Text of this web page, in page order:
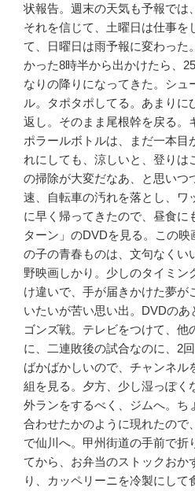
状報告。週末の天気も予報では
それを信じて、土曜日は仕事を
て、日曜日は雨予報に変わった
かった8時半から出かけたら、
なりの降りになってきた。シュ
ル。タポタポしてる。あまりに
返し。そのまま尾根幹を戻る。
ポラールボトルは、まだ一本目
れにしても、涼しいと、登りは
の掃除が大変だなあ、と思いつ
速、自転車の汚れを落とし、ワ
に早く帰ってきたので、昼食に
ターン」のDVDを見る。この映
の子の青春ものは、文句なくい
野映画しかり。少しのタイミン
け違いで、手が届きかけた夢が
いたいが苦い思い出。DVDのあ
ゴンズ戦。テレビをつけて、他
に、二連敗後の試合なのに、2
ばかばかしいので、チャンネル
組を見る。夕方、少し湿っぽく
外ランをするべく、ジムへ。ち
合わせたかのように現れたので
で仙川へ。甲州街道の手前で折
てから、お弁当のストックおか
り、カッペリーニを冷製にして